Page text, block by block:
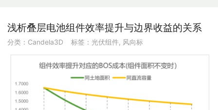
浅析叠层电池组件效率提升与边界收益的关系
分类： Candela3D 标签： 光伏组件, 风向标